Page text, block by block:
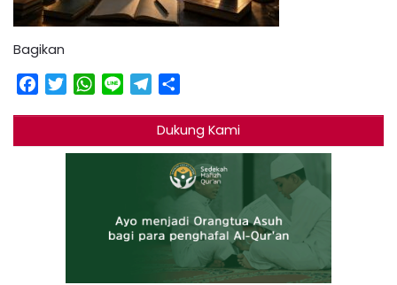
Bagikan
Facebook
TwitterWhatsApp
Line Telegram
Dukung Kami